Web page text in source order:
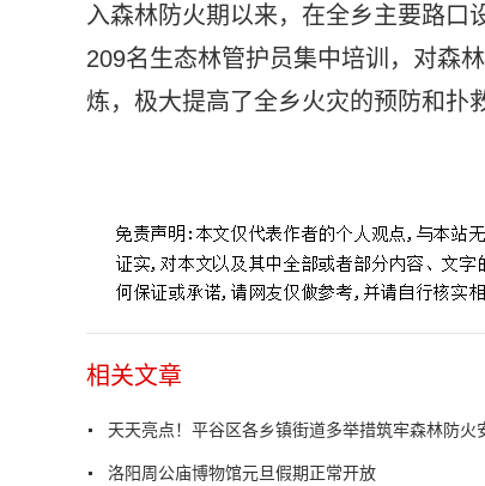
入森林防火期以来，在全乡主要路口
209名生态林管护员集中培训，对森
炼，极大提高了全乡火灾的预防和扑
相关文章
天天亮点！平谷区各乡镇街道多举措筑牢森林防火
洛阳周公庙博物馆元旦假期正常开放